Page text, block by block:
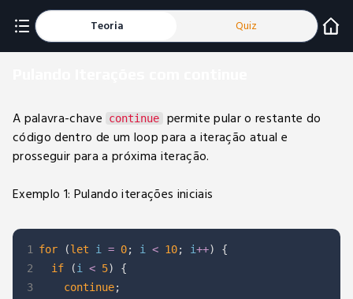
Teoria Quiz
A palavra-chave continue
permite pular o restante do
código dentro de um loop para a iteração atual e
prosseguir para a próxima iteração.
Exemplo 1: Pulando iterações iniciais
1
2
3
for (let i = 0; i < 10; i++)
{
if
(i < 5)
{
continue;